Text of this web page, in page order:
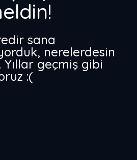
sana
nerelerdesin
Yıllar geçmiş gibi
:(